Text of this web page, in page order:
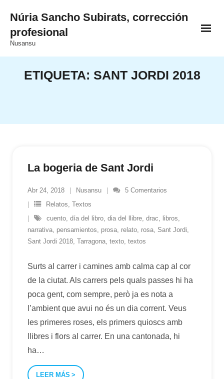
contenido
Núria Sancho Subirats, corrección
profesional
Nusansu
ETIQUETA: SANT JORDI 2018
La bogeria de Sant Jordi
Abr 24, 2018 Nusansu 5 Comentarios
Relatos, Textos
cuento, día del libro, dia del llibre, drac, libros,
narrativa, pensamientos, prosa, relato, rosa, Sant Jordi,
Sant Jordi 2018, Tarragona, texto, textos
Surts al carrer i camines amb calma cap al cor
de la ciutat. Als carrers pels quals passes hi ha
poca gent, com sempre, però ja es nota a
l’ambient que avui no és un dia corrent. Veus
les primeres roses, els primers quioscs amb
llibres i flors al carrer. En una cantonada, hi
ha…
LEER MÁS